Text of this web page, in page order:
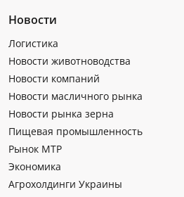
Новости
Логистика
Новости животноводства
Новости компаний
Новости масличного рынка
Новости рынка зерна
Пищевая промышленность
Рынок МТР
Экономика
Агрохолдинги Украины